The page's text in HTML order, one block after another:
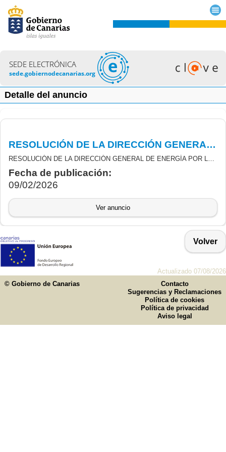
SEDE ELECTRÓNICA
sede.gobiernodecanarias.org
Detalle del anuncio
RESOLUCIÓN DE LA DIRECCIÓN GENERAL DE ENERGÍA POR LA QUE SE DECLARA LA RENUNCIA DE DETERMINADOS SOLICITUDES DE INCENTIVOS LIGADOS AL AUTOCONSUMO Y ALMACENAMIENTO
RESOLUCIÓN DE LA DIRECCIÓN GENERAL DE ENERGÍA POR LA QUE SE DECLARA LA RENUNCIA DE DETERMINADOS SOLICITUDES Y SE DECLARAN CONCLUSOS LOS PROCEDIMIENTOS DERIVADOS DE LA CONVOCATORIA APROBADA POR ORDEN N.º 337/2021, DEL CONSEJERO DE TRANSICIÓN ECOLÓGICA, LUCHA CONTRA EL CAMBIO CLIMÁTICO Y PLANIFICACIÓN TERRITORIAL POR LA QUE SE CONVOCAN AYUDAS EN CONCURRENCIA NO COMPETITIVA, PARA EL PERIODO 2021-2023, DERIVADAS REAL DECRETO RD 477/2021, DE 29 DE JUNIO, POR EL QUE SE REGULAN LOS PROGRAMAS DE INCENTIVOS LIGADOS AL AUTOCONSUMO Y ALMACENAMIENTO, CON FUENTES DE ENERGÍA RENOVABLE, ASÍ COMO A LA IMPLANTACIÓN DE PROGRAMAS DE SISTEMAS TÉRMICOS RENOVABLES EN EL SECTOR RESIDENCIAL, EN EL MARCO DEL PLAN DE RECUPERACIÓN TRANSFORMACIÓN Y RESILIENCIA (MRR)
Fecha de publicación:
09/02/2026
Ver anuncio
Volver
Actualizado 07/08/2026
© Gobierno de Canarias
Contacto
Sugerencias y Reclamaciones
Política de cookies
Política de privacidad
Aviso legal